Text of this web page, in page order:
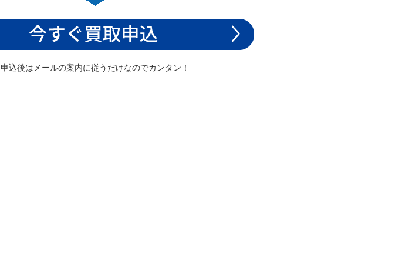
申込後はメールの案内に従うだけなのでカンタン！